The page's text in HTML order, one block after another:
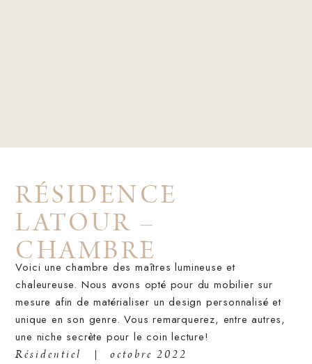
RÉSIDENCE
LATOUR –
CHAMBRE
Voici une chambre des maîtres lumineuse et
chaleureuse. Nous avons opté pour du mobilier sur
mesure afin de matérialiser un design personnalisé et
unique en son genre. Vous remarquerez, entre autres,
une niche secrète pour le coin lecture!
Résidentiel octobre 2022